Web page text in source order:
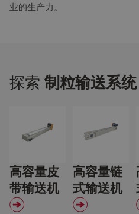
业的生产力。
探索 制粒输送系统
高容量皮
带输送机
高容量链
式输送机